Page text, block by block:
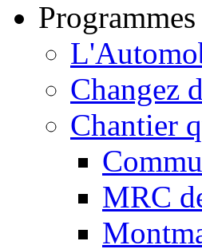
Changez
Chantier
MRC